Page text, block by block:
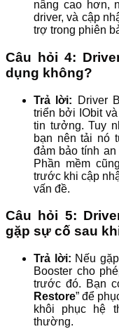
nâng cao hơn,
driver, và cập
trợ trong phiên
Câu hỏi 4:
dụng không?
Trả lời: Driver
triển bởi IObit
tin tưởng. Tuy
bạn nên tải nó
đảm bảo tính
Phần mềm
trước khi cập
vấn đề.
Câu hỏi 5:
gặp sự cố sau
Trả lời: Nếu
Booster cho
trước đó. Bạn
Restore” để
khôi phục hệ
thường.